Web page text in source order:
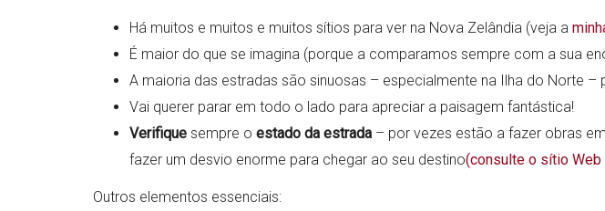
Há muitos e muitos e muitos sítios para ver na Nova Zelândia (veja a
É maior do que se imagina (porque a comparamos sempre com a sua
A maioria das estradas são sinuosas – especialmente na Ilha do Norte –
Vai querer parar em todo o lado para apreciar a paisagem fantástica!
Verifique sempre o estado da estrada – por vezes estão a fazer obras
fazer um desvio enorme para chegar ao seu destino(consulte o sítio Web
Outros elementos essenciais: